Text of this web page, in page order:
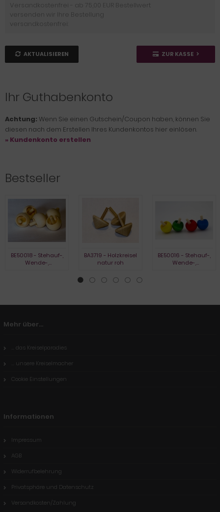
Versandkostenfrei - ab 75,00 EUR Bestellwert
versenden wir Ihre Bestellung
versandkostenfrei:
AKTUALISIEREN ZUR KASSE
Ihr Guthabenkonto
Achtung: Wenn Sie einen Gutschein/Coupon haben, können Sie
diesen nach dem Erstellen Ihres Kundenkontos hier einlösen.
» Kundenkonto erstellen
Bestseller
BE50018 - Stehauf-,
Wende-,
BA3719 - Holzkreisel
natur roh
BE50016 - Stehauf-,
Wende-,
Mehr über...
... das Kreiselparadies
... unsere Kreiselmacher
Cookie Einstellungen
Informationen
Impressum
AGB
Widerrufbelehrung
Privatsphäre und Datenschutz
Versandkosten/Zahlung